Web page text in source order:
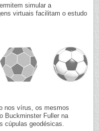
simular a
virtuais facilitam o estudo
nos vírus, os mesmos
Buckminster Fuller na
cúpulas geodésicas.